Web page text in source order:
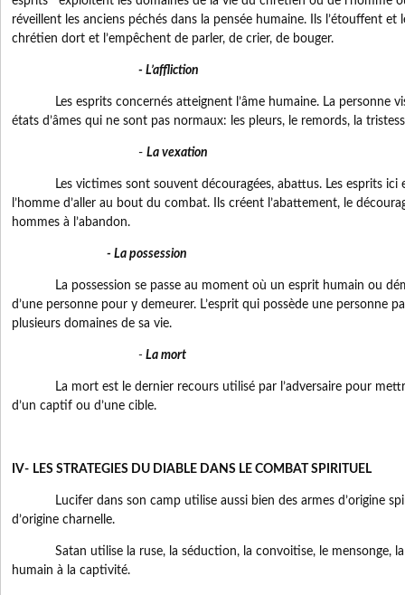
réveillent les anciens péchés dans la pensée humaine. Ils l’étouffent et
chrétien dort et l’empêchent de parler, de crier, de bouger.
- L’affliction
Les esprits concernés atteignent l’âme humaine. La personne
états d’âmes qui ne sont pas normaux: les pleurs, le remords, la
- La vexation
Les victimes sont souvent découragées, abattus. Les esprits ici
l’homme d’aller au bout du combat. Ils créent l’abattement, le
hommes à l’abandon.
- La possession
La possession se passe au moment où un esprit humain ou
d’une personne pour y demeurer. L’esprit qui possède une personne
plusieurs domaines de sa vie.
- La mort
La mort est le dernier recours utilisé par l’adversaire pour
d’un captif ou d’une cible.
IV- LES STRATEGIES DU DIABLE DANS LE COMBAT SPIRITUEL
Lucifer dans son camp utilise aussi bien des armes d’origine
d’origine charnelle.
Satan utilise la ruse, la séduction, la convoitise, le mensonge, la
humain à la captivité.